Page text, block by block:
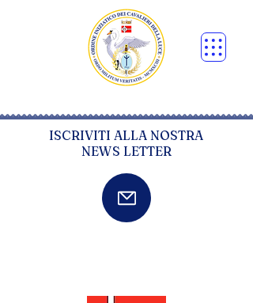
ISCRIVITI ALLA NOSTRA
NEWS LETTER